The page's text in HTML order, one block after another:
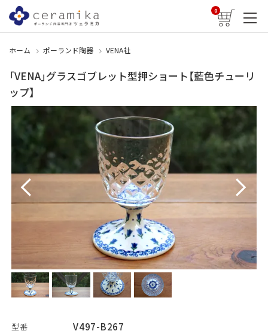
0
ホーム ポーランド陶器 VENA社
「VENA」グラスゴブレット型押ショート【藍色チューリ
ップ】
型番 V497-B267